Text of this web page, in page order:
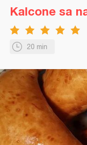
20 min
Kalcone sa